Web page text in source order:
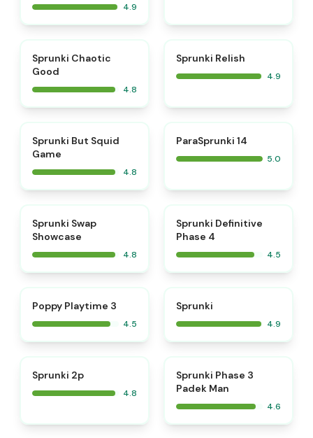
4.9
Sprunki Chaotic
Good
4.8
Sprunki Relish
4.9
Sprunki But Squid
Game
4.8
ParaSprunki 14
5.0
Sprunki Swap
Showcase
4.8
Sprunki Definitive
Phase 4
4.5
Poppy Playtime 3
4.5
Sprunki
4.9
Sprunki 2p
4.8
Sprunki Phase 3
Padek Man
4.6